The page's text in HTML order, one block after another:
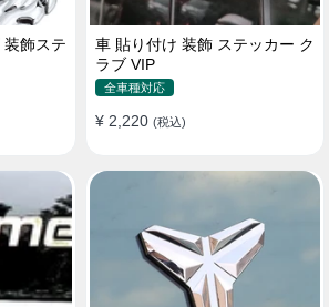
飾ステ
車 貼り付け 装飾 ステッカー ク
ラブ VIP
全車種対応
¥ 2,220 (税込)